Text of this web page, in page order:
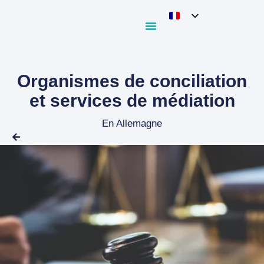
Organismes de conciliation
et services de médiation
En Allemagne